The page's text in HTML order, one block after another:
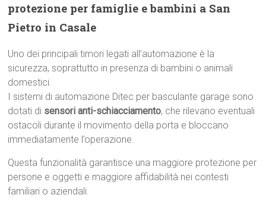
protezione per famiglie e bambini a San
Pietro in Casale
Uno dei principali timori legati all’automazione è la
sicurezza, soprattutto in presenza di bambini o animali
domestici.
I sistemi di automazione Ditec per basculante garage sono
dotati di sensori anti-schiacciamento, che rilevano eventuali
ostacoli durante il movimento della porta e bloccano
immediatamente l’operazione.
Questa funzionalità garantisce una maggiore protezione per
persone e oggetti e maggiore affidabilità nei contesti
familiari o aziendali.